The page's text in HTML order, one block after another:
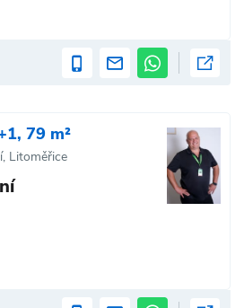
79 m²
Litoměřice